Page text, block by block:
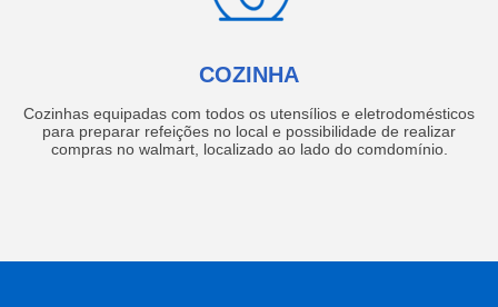
COZINHA
Cozinhas equipadas com todos os utensílios e eletrodomésticos
para preparar refeições no local e possibilidade de realizar
compras no walmart, localizado ao lado do comdomínio.